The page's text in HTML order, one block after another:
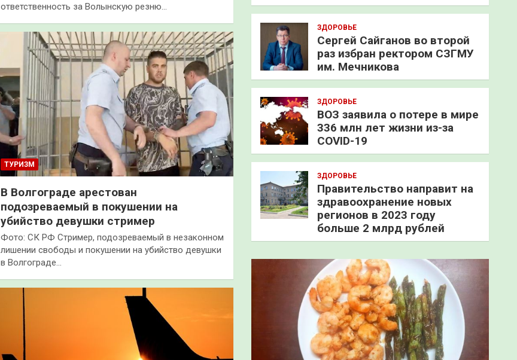
ответственность за Волынскую резню…
ТУРИЗМ
В Волгограде арестован
подозреваемый в покушении на
убийство девушки стример
Фото: СК РФ Стример, подозреваемый в незаконном
лишении свободы и покушении на убийство девушки
в Волгограде…
ЗДОРОВЬЕ
Сергей Сайганов во второй
раз избран ректором СЗГМУ
им. Мечникова
ЗДОРОВЬЕ
ВОЗ заявила о потере в мире
336 млн лет жизни из-за
COVID-19
ЗДОРОВЬЕ
Правительство направит на
здравоохранение новых
регионов в 2023 году
больше 2 млрд рублей